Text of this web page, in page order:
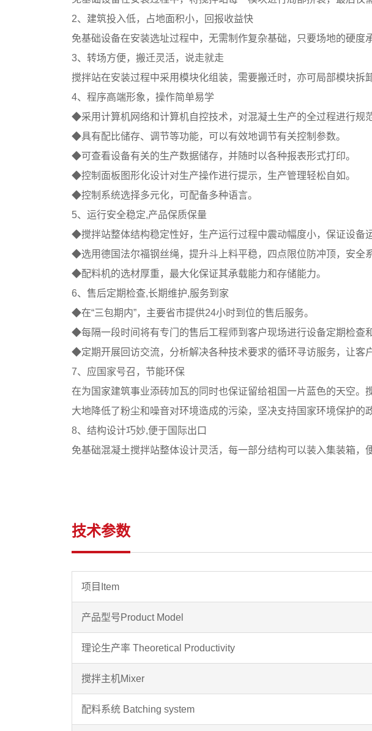
2、建筑投入低，占地面积小，回报收益快
免基础设备在安装选址过程中，无需制作复杂基础，只要场地的硬度
3、转场方便，搬迁灵活，说走就走
搅拌站在安装过程中采用模块化组装，需要搬迁时，亦可局部模块拆
4、程序高端形象，操作简单易学
◆采用计算机网络和计算机自控技术，对混凝土生产的全过程进行规
◆具有配比储存、调节等功能，可以有效地调节有关控制参数。
◆可查看设备有关的生产数据储存，并随时以各种报表形式打印。
◆控制面板图形化设计对生产操作进行提示，生产管理轻松自如。
◆控制系统选择多元化，可配备多种语言。
5、运行安全稳定,产品保质保量
◆搅拌站整体结构稳定性好，生产运行过程中震动幅度小，保证设备
◆选用德国法尔福钢丝绳，提升斗上料平稳，四点限位防冲顶，安全
◆配料机的选材厚重，最大化保证其承载能力和存储能力。
6、售后定期检查,长期维护,服务到家
◆在“三包期内”，主要省市提供24小时到位的售后服务。
◆每隔一段时间将有专门的售后工程师到客户现场进行设备定期检查
◆定期开展回访交流，分析解决各种技术要求的循环寻访服务，让客
7、应国家号召，节能环保
在为国家建筑事业添砖加瓦的同时也保证留给祖国一片蓝色的天空
大地降低了粉尘和噪音对环境造成的污染，坚决支持国家环境保护的
8、结构设计巧妙,便于国际出口
免基础混凝土搅拌站整体设计灵活，每一部分结构可以装入集装箱，
技术参数
项目Item
产品型号Product Model
理论生产率 Theoretical Productivity
搅拌主机Mixer
配料系统 Batching system